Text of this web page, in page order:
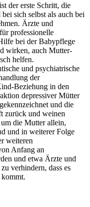
der erste Schritt, die
sich selbst als auch bei
Ärzte und
professionelle
bei der Babypflege
wirken, auch Mutter-
helfen.
und psychiatrische
der
Beziehung in den
depressiver Mütter
und die
zurück und weinen
die Mutter allein,
und in weiterer Folge
weiteren
Anfang an
und etwa Ärzte und
verhindern, dass es
kommt.